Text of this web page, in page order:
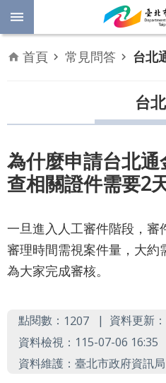
跳到主要內容區塊
進
料
數
位
平
權
公
告
資
訊
業
務
資
訊
首頁 常見問答 台北
台
為什麼申請台北
查相關證件需要2
一旦進入人工審件階段，審
審理時間需視案件量，大約
為大家完成審核。
點閱數： 1207
資料更新
資料檢視：115-07-06 16:35
資料維護：臺北市政府資訊局